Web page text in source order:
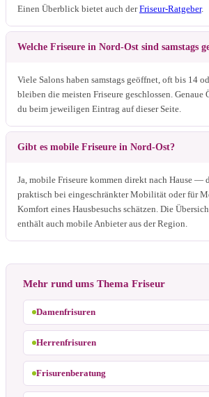
Einen Überblick bietet auch derFriseur-Ratgeber.
Welche Friseure in Nord-Ost sind samstags
Viele Salons haben samstags geöffnet, oft bis 14
bleiben die meisten Friseure geschlossen.
du beim jeweiligen Eintrag auf dieser Seite.
Gibt es mobile Friseure in Nord-Ost?
Ja, mobile Friseure kommen direkt nach Hause —
praktisch bei eingeschränkter Mobilität oder für
Komfort eines Hausbesuchs schätzen. Die
enthält auch mobile Anbieter aus der Region.
Mehr rund ums Thema Friseur
Damenfrisuren
Herrenfrisuren
Frisurenberatung